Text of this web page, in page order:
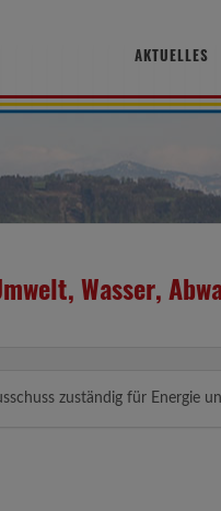
AKTUELLES
Wasser,
zuständig für Energie